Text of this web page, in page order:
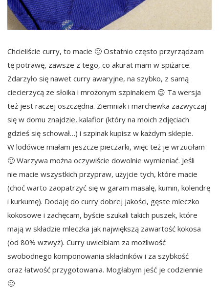
Chcieliście curry, to macie 🙂 Ostatnio często przyrządzam
tę potrawę, zawsze z tego, co akurat mam w spiżarce.
Zdarzyło się nawet curry awaryjne, na szybko, z samą
ciecierzycą ze słoika i mrożonym szpinakiem 😉 Ta wersja
też jest raczej oszczędna. Ziemniak i marchewka zazwyczaj
się w domu znajdzie, kalafior (który na moich zdjęciach
gdzieś się schował…) i szpinak kupisz w każdym sklepie.
W lodówce miałam jeszcze pieczarki, więc też je wrzuciłam
🙂 Warzywa można oczywiście dowolnie wymieniać. Jeśli
nie macie wszystkich przypraw, użyjcie tych, które macie
(choć warto zaopatrzyć się w garam masalę, kumin, kolendrę
i kurkumę). Dodaję do curry dobrej jakości, gęste mleczko
kokosowe i zachęcam, byście szukali takich puszek, które
mają w składzie mleczka jak największą zawartość kokosa
(od 80% wzwyż). Curry uwielbiam za możliwość
swobodnego komponowania składników i za szybkość
oraz łatwość przygotowania. Mogłabym jeść je codziennie
🙂